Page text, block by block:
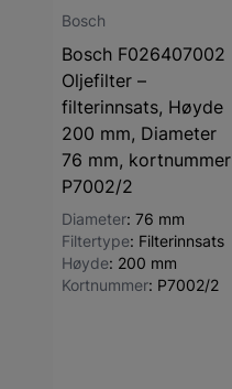
Bosch
Bosch F026407002
Oljefilter –
filterinnsats, Høyde
200 mm, Diameter
76 mm, kortnummer
P7002/2
Diameter: 76 mm
Filtertype: Filterinnsats
Høyde: 200 mm
Kortnummer: P7002/2